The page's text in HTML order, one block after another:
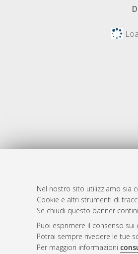
Nel nostro sito utilizziamo sia
Cookie e altri strumenti di
Se chiudi questo banner
Puoi esprimere il consenso
Potrai sempre rivedere le tue
Per maggiori informazioni
Atom
Rss 1.0
Rss 2.0